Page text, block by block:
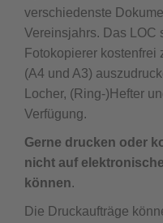
verschiedenste
Vereinsjahrs. Das LOC
Fotokopierer kostenfrei
(A4 und A3)
Locher, (Ring-)Hefter
Verfügung.
Gerne drucken oder
nicht auf
können.
Die Druckaufträge